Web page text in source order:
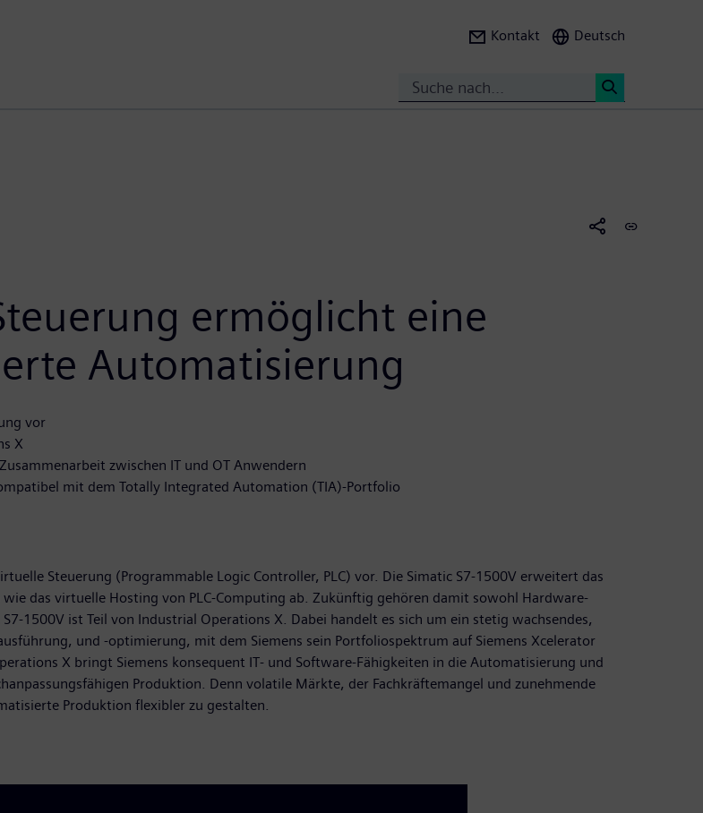
Kontakt Deutsch
ermöglicht eine
Automatisierung
vor
X
zwischen IT und OT Anwendern
mit dem Totally Integrated Automation (TIA)-Portfolio
Steuerung (Programmable Logic Controller, PLC) vor. Die Simatic S7-1500V erweitert das
das virtuelle Hosting von PLC-Computing ab. Zukünftig gehören damit sowohl Hardware-
1500V ist Teil von Industrial Operations X. Dabei handelt es sich um ein stetig wachsendes,
und -optimierung, mit dem Siemens sein Portfoliospektrum auf Siemens Xcelerator
X bringt Siemens konsequent IT- und Software-Fähigkeiten in die Automatisierung und
Produktion. Denn volatile Märkte, der Fachkräftemangel und zunehmende
Produktion flexibler zu gestalten.